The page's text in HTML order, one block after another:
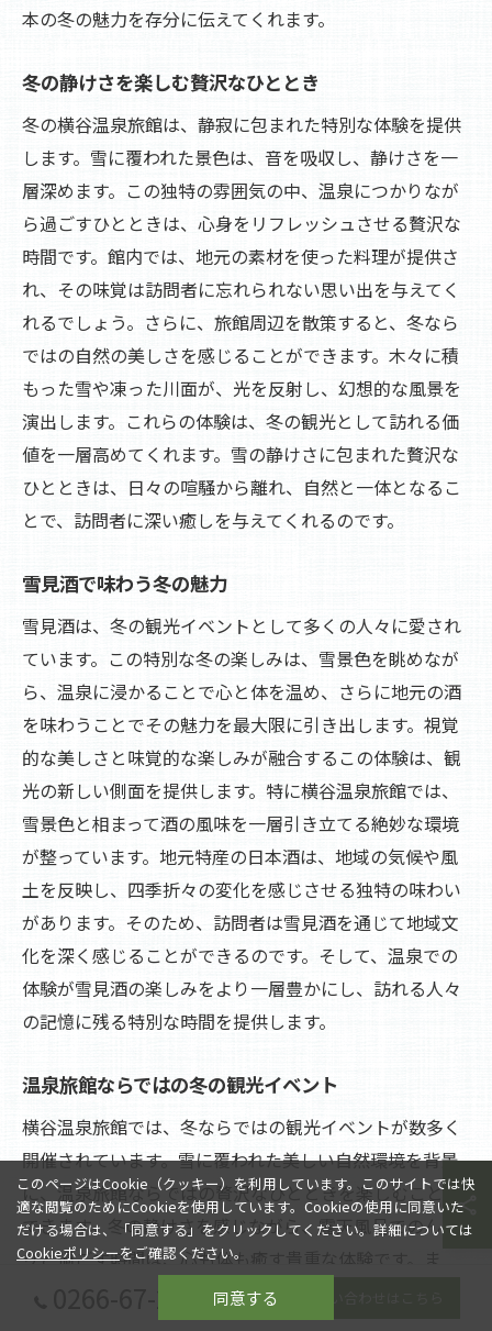
本の冬の魅力を存分に伝えてくれます。
冬の静けさを楽しむ贅沢なひととき
冬の横谷温泉旅館は、静寂に包まれた特別な体験を提供
します。雪に覆われた景色は、音を吸収し、静けさを一
層深めます。この独特の雰囲気の中、温泉につかりなが
ら過ごすひとときは、心身をリフレッシュさせる贅沢な
時間です。館内では、地元の素材を使った料理が提供さ
れ、その味覚は訪問者に忘れられない思い出を与えてく
れるでしょう。さらに、旅館周辺を散策すると、冬なら
ではの自然の美しさを感じることができます。木々に積
もった雪や凍った川面が、光を反射し、幻想的な風景を
演出します。これらの体験は、冬の観光として訪れる価
値を一層高めてくれます。雪の静けさに包まれた贅沢な
ひとときは、日々の喧騒から離れ、自然と一体となるこ
とで、訪問者に深い癒しを与えてくれるのです。
雪見酒で味わう冬の魅力
雪見酒は、冬の観光イベントとして多くの人々に愛され
ています。この特別な冬の楽しみは、雪景色を眺めなが
ら、温泉に浸かることで心と体を温め、さらに地元の酒
を味わうことでその魅力を最大限に引き出します。視覚
的な美しさと味覚的な楽しみが融合するこの体験は、観
光の新しい側面を提供します。特に横谷温泉旅館では、
雪景色と相まって酒の風味を一層引き立てる絶妙な環境
が整っています。地元特産の日本酒は、地域の気候や風
土を反映し、四季折々の変化を感じさせる独特の味わい
があります。そのため、訪問者は雪見酒を通じて地域文
化を深く感じることができるのです。そして、温泉での
体験が雪見酒の楽しみをより一層豊かにし、訪れる人々
の記憶に残る特別な時間を提供します。
温泉旅館ならではの冬の観光イベント
横谷温泉旅館では、冬ならではの観光イベントが数多く
開催されています。雪に覆われた美しい自然環境を背景
に、温泉旅館ならではの贅沢なひとときを楽しむことが
できます。冬の静けさを感じながら、露天風呂でのんび
りと過ごす時間は、心も体も癒す貴重な体験です。ま
た、地元の特産品を使用した料理や日本酒を楽しむイベ
ントも魅力的です。地元の食材をふんだんに使った料理
このページはCookie（クッキー）を利用しています。このサイトでは快
適な閲覧のためにCookieを使用しています。Cookieの使用に同意いた
だける場合は、「同意する」をクリックしてください。詳細については
Cookieポリシーをご確認ください。
同意する